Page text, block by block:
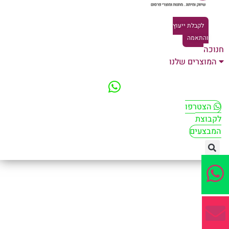
לקבלת ייעוץ
והתאמה
המוצרים שלנו
הצטרפו